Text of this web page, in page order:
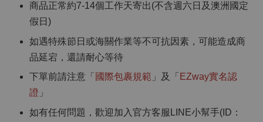
商品正常約7-14個工作天寄出(不含週六日及澳洲國定
假日)
如遇特殊節日或海關作業等不可抗因素，可能造成商
品延宕，還請耐心等待
下單前請注意「 國際包裹規範 」及「 EZway實名認
證 」
如有任何問題，歡迎加入官方客服LINE小幫手(ID：